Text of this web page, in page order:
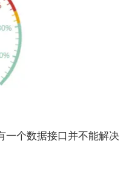
一个数据接口并不能解决